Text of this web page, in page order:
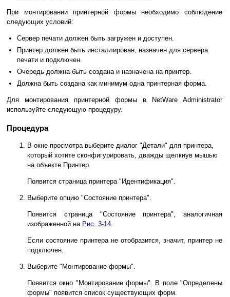
При монтировании принтерной формы необходимо соблюдение
следующих условий:
Сервер печати должен быть загружен и доступен.
Принтер должен быть инсталлирован, назначен для сервера
печати и подключен.
Очередь должна быть создана и назначена на принтер.
Должна быть создана как минимум одна принтерная форма.
Для монтирования принтерной формы в NetWare Administrator
используйте следующую процедуру.
Процедура
В окне просмотра выберите диалог "Детали" для принтера,
который хотите сконфигурировать, дважды щелкнув мышью
на объекте Принтер.
Появится страница принтера "Идентификация".
Выберите опцию "Состояние принтера".
Появится страница "Состояние принтера", аналогичная
изображенной на Рис. 3-14.
Если состояние принтера не отобразится, значит, принтер не
подключен.
Выберите "Монтирование формы".
Появится окно "Монтирование формы". В поле "Определены
формы" появится список существующих форм.